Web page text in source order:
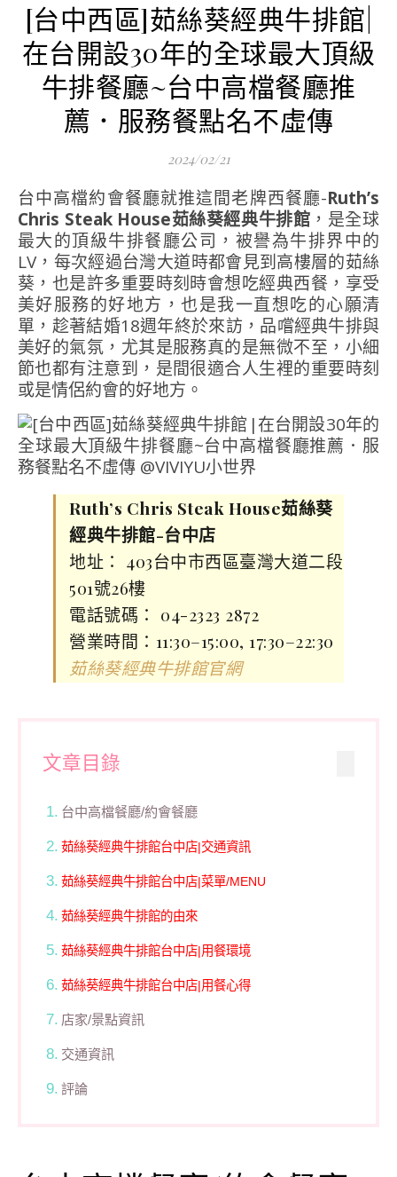
[台中西區]茹絲葵經典牛排館|
在台開設30年的全球最大頂級
牛排餐廳~台中高檔餐廳推
薦．服務餐點名不虛傳
2024/02/21
台中高檔約會餐廳就推這間老牌西餐廳-Ruth’s
Chris Steak House茹絲葵經典牛排館 ，是全球
最大的頂級牛排餐廳公司，被譽為牛排界中的
LV，每次經過台灣大道時都會見到高樓層的茹絲
葵，也是許多重要時刻時會想吃經典西餐，享受
美好服務的好地方，也是我一直想吃的心願清
單，趁著結婚18週年終於來訪，品嚐經典牛排與
美好的氣氛，尤其是服務真的是無微不至，小細
節也都有注意到，是間很適合人生裡的重要時刻
或是情侶約會的好地方。
Ruth’s Chris Steak House茹絲葵
經典牛排館-台中店
地址： 403台中市西區臺灣大道二段
501號26樓
電話號碼： 04-2323 2872
營業時間：11:30–15:00, 17:30–22:30
茹絲葵經典牛排館官網
文章目錄
台中高檔餐廳/約會餐廳
茹絲葵經典牛排館台中店|交通資訊
茹絲葵經典牛排館台中店|菜單/MENU
茹絲葵經典牛排館的由來
茹絲葵經典牛排館台中店|用餐環境
茹絲葵經典牛排館台中店|用餐心得
店家/景點資訊
交通資訊
評論